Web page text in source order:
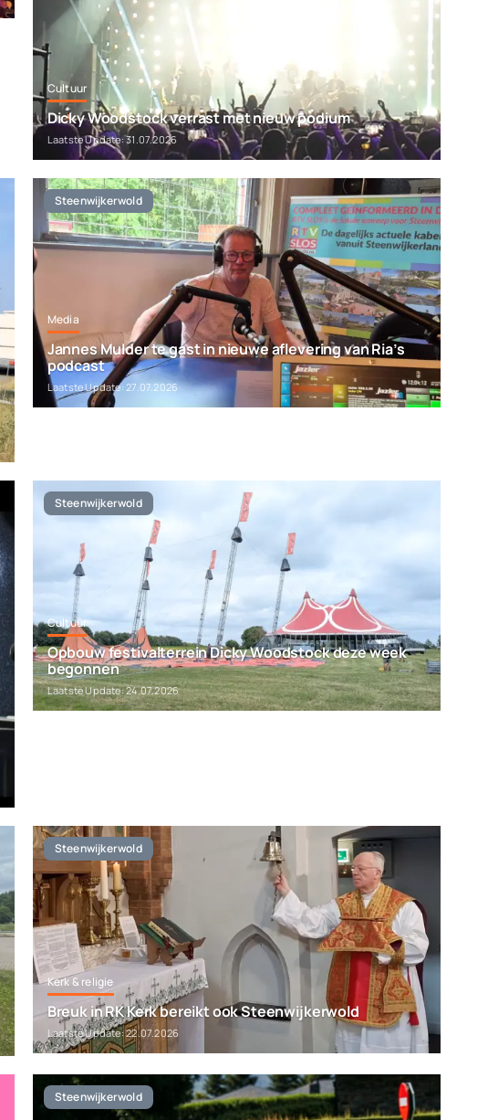
Cultuur
Dicky Woodstock verrast met nieuw podium
Laatste Update: 31.07.2026
Steenwijkerwold
Media
Jannes Mulder te gast in nieuwe aflevering van Ria’s
podcast
Laatste Update: 27.07.2026
Steenwijkerwold
Cultuur
Opbouw festivalterrein Dicky Woodstock deze week
begonnen
Laatste Update: 24.07.2026
Steenwijkerwold
Kerk & religie
Breuk in RK Kerk bereikt ook Steenwijkerwold
Laatste Update: 22.07.2026
Steenwijkerwold